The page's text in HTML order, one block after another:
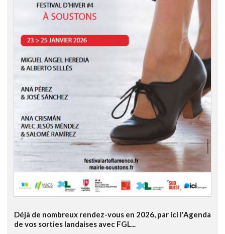
Déjà de nombreux rendez-vous en 2026, par ici l'Agenda
de vos sorties landaises avec FGL...